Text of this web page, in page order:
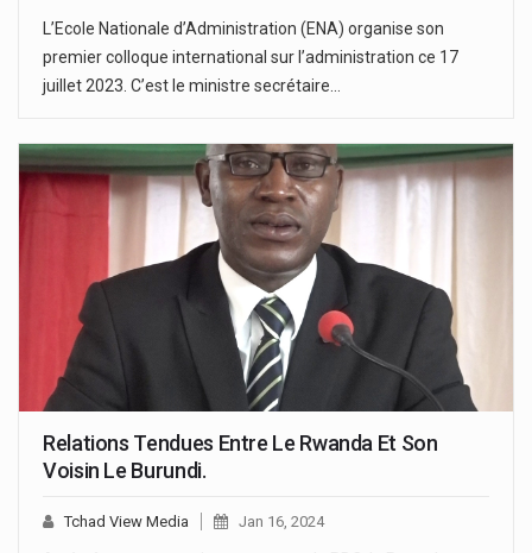
L’Ecole Nationale d’Administration (ENA) organise son
premier colloque international sur l’administration ce 17
juillet 2023. C’est le ministre secrétaire…
Relations Tendues Entre Le Rwanda Et Son
Voisin Le Burundi.
Tchad View Media Jan 16, 2024